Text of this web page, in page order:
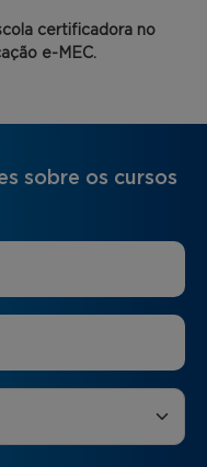
certificadora no
e-MEC.
sobre os cursos